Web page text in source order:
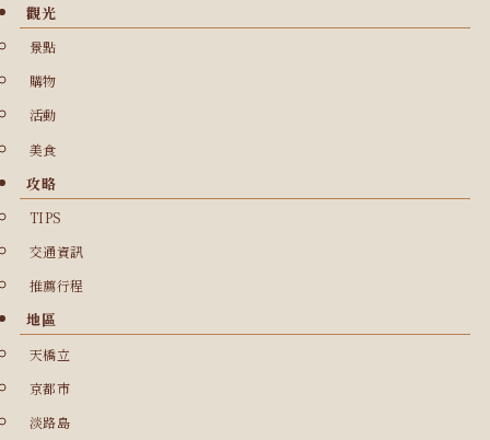
觀光
景點
購物
活動
美食
攻略
TIPS
交通資訊
推薦行程
地區
天橋立
京都市
淡路島